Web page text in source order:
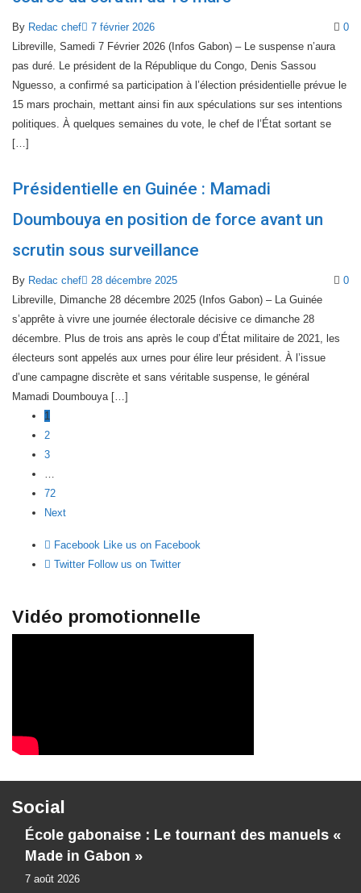
By Redac chef 7 février 2026
0
Libreville, Samedi 7 Février 2026 (Infos Gabon) – Le suspense n’aura
pas duré. Le président de la République du Congo, Denis Sassou
Nguesso, a confirmé sa participation à l’élection présidentielle prévue le
15 mars prochain, mettant ainsi fin aux spéculations sur ses intentions
politiques. À quelques semaines du vote, le chef de l’État sortant se
[…]
Présidentielle en Guinée : Mamadi
Doumbouya en position de force avant un
scrutin sous surveillance
By Redac chef 28 décembre 2025
0
Libreville, Dimanche 28 décembre 2025 (Infos Gabon) – La Guinée
s’apprête à vivre une journée électorale décisive ce dimanche 28
décembre. Plus de trois ans après le coup d’État militaire de 2021, les
électeurs sont appelés aux urnes pour élire leur président. À l’issue
d’une campagne discrète et sans véritable suspense, le général
Mamadi Doumbouya […]
1
2
3
…
72
Next
Facebook Like us on Facebook
Twitter Follow us on Twitter
Vidéo promotionnelle
Social
École gabonaise : Le tournant des manuels «
Made in Gabon »
7 août 2026